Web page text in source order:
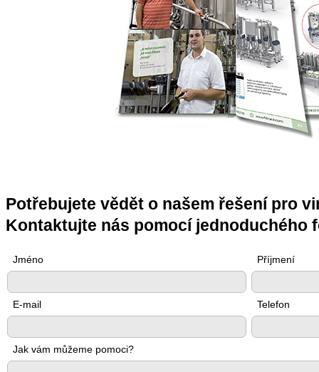
Potřebujete vědět o našem řešení pro
Kontaktujte nás pomocí jednoduchého
Jméno Příjmení
E-mail Telefon
Jak vám můžeme pomoci?